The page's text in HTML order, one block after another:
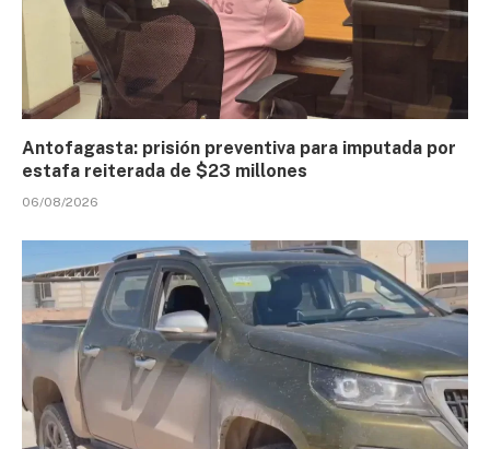
Antofagasta: prisión preventiva para imputada por
estafa reiterada de $23 millones
06/08/2026